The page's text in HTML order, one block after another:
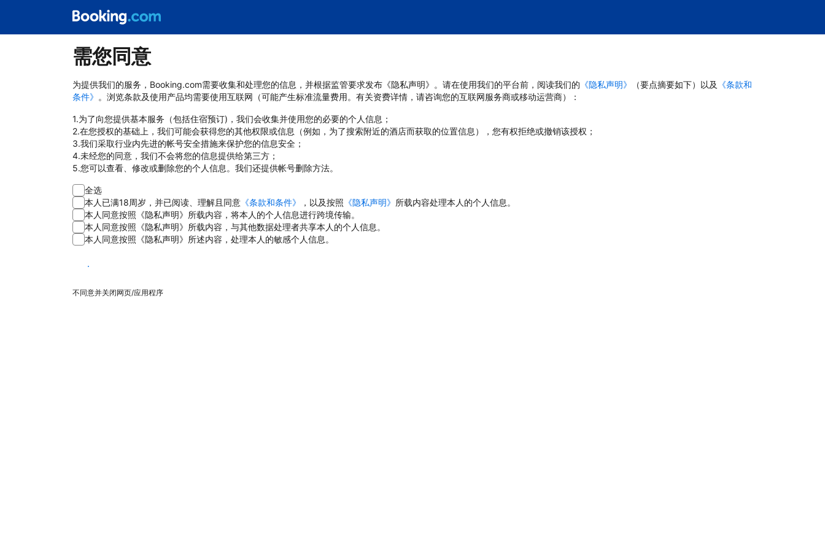
需您同意
为提供我们的服务，Booking.com需要收集和处理您的信息，并根据监管要求发布《隐私声明》。请在使用我们的平台前，阅读我们的 《隐私声明》 （要点摘要如下）以及 《条款和
条件》 。浏览条款及使用产品均需要使用互联网（可能产生标准流量费用。有关资费详情，请咨询您的互联网服务商或移动运营商）：
1.为了向您提供基本服务（包括住宿预订)，我们会收集并使用您的必要的个人信息；
2.在您授权的基础上，我们可能会获得您的其他权限或信息（例如，为了搜索附近的酒店而获取的位置信息），您有权拒绝或撤销该授权；
3.我们采取行业内先进的帐号安全措施来保护您的信息安全；
4.未经您的同意，我们不会将您的信息提供给第三方；
5.您可以查看、修改或删除您的个人信息。我们还提供帐号删除方法。
全选
本人已满18周岁，并已阅读、理解且同意 《条款和条件》 ，以及按照 《隐私声明》 所载内容处理本人的个人信息。
本人同意按照《隐私声明》所载内容，将本人的个人信息进行跨境传输。
本人同意按照《隐私声明》所载内容，与其他数据处理者共享本人的个人信息。
本人同意按照《隐私声明》所述内容，处理本人的敏感个人信息。
同意
不同意并关闭网页/应用程序